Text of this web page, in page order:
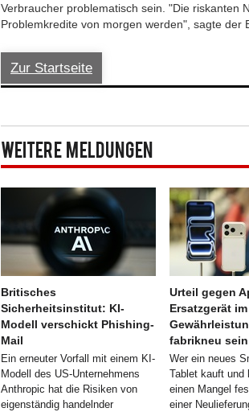
Verbraucher problematisch sein. "Die riskanten
Problemkredite von morgen werden", sagte der
Zur Startseite
Weitere Meldungen
Britisches
Sicherheitsinstitut: KI-
Modell verschickt Phishing-
Mail
Ein erneuter Vorfall mit einem KI-
Modell des US-Unternehmens
Anthropic hat die Risiken von
eigenständig handelnder
Urteil gegen
Ersatzgerät
fabrikneu sein
Wer ein neues
Tablet kauft und
einen Mangel
einer